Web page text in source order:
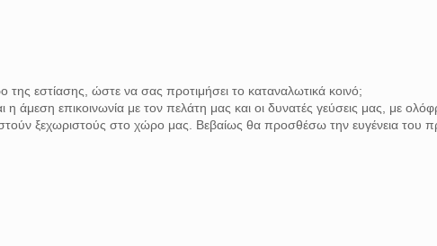
της εστίασης, ώστε να σας προτιμήσει το καταναλωτικά κοινό;
η άμεση επικοινωνία με τον πελάτη μας και οι δυνατές γεύσεις μας, με
ξεχωριστούς στο χώρο μας. Βεβαίως θα προσθέσω την ευγένεια